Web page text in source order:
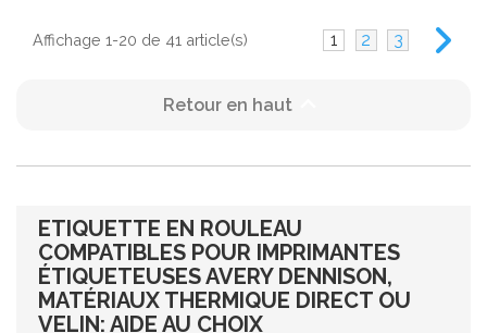
Affichage 1-20 de 41 article(s) 1 2 3
Retour en haut
ETIQUETTE EN ROULEAU
COMPATIBLES POUR IMPRIMANTES
ÉTIQUETEUSES AVERY DENNISON,
MATÉRIAUX THERMIQUE DIRECT OU
VELIN: AIDE AU CHOIX